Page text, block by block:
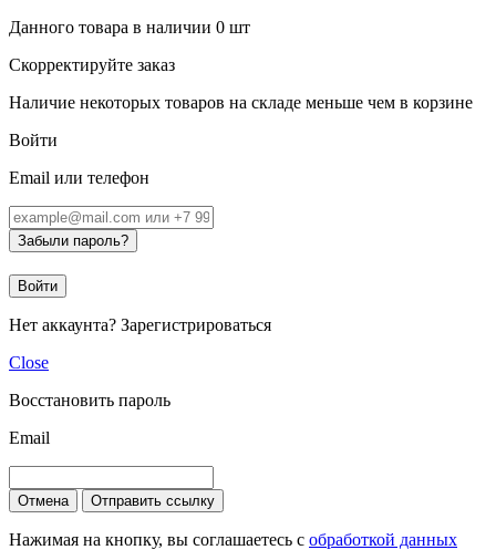
Данного товара в наличии 0 шт
Скорректируйте заказ
Наличие некоторых товаров на складе меньше чем в корзине
Войти
Email или телефон
Забыли пароль?
Войти
Нет аккаунта? Зарегистрироваться
Close
Восстановить пароль
Email
Отмена Отправить ссылку
Нажимая на кнопку, вы соглашаетесь с обработкой данных